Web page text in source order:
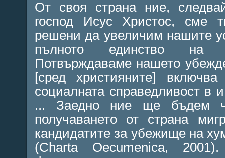
От своя страна ние,
господ Исус Христос, сме
решени да увеличим нашите
пълното единство на
Потвърждаваме нашето
[сред християните]
социалната справедливост в
... Заедно ние ще бъдем
получаването от страна
кандидатите за убежище на
(ChartaOecumenica,